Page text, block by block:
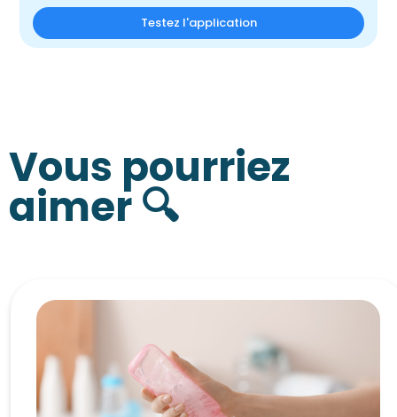
Testez l'application
Vous pourriez
aimer 🔍